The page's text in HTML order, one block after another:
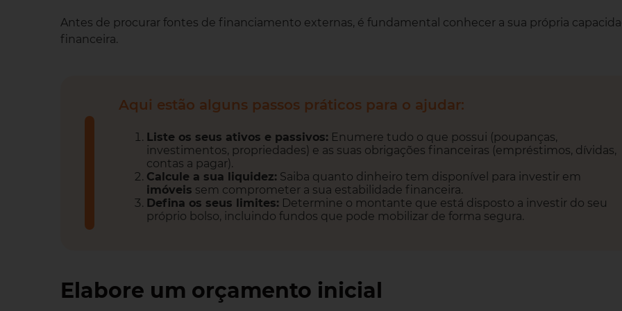
Antes de procurar fontes de financiamento externas, é fundamental conhecer a sua própria
financeira.
Aqui estão alguns passos práticos para o ajudar:
Liste os seus ativos e passivos: Enumere tudo o que possui (poupanças,
investimentos, propriedades) e as suas obrigações financeiras (empréstimos, dívidas,
contas a pagar).
Calcule a sua liquidez: Saiba quanto dinheiro tem disponível para investir em
imóveis sem comprometer a sua estabilidade financeira.
Defina os seus limites: Determine o montante que está disposto a investir do seu
próprio bolso, incluindo fundos que pode mobilizar de forma segura.
Elabore um orçamento inicial